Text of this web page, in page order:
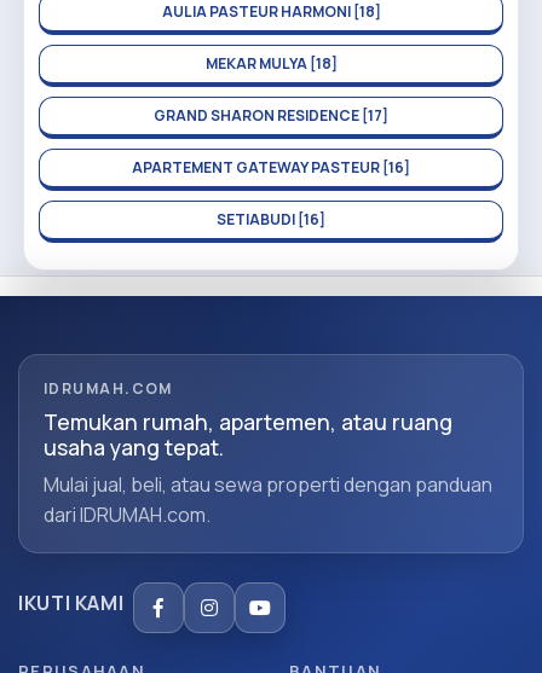
AULIA PASTEUR HARMONI [18]
MEKAR MULYA [18]
GRAND SHARON RESIDENCE [17]
APARTEMENT GATEWAY PASTEUR [16]
SETIABUDI [16]
IDRUMAH.COM
Temukan rumah, apartemen, atau ruang
usaha yang tepat.
Mulai jual, beli, atau sewa properti dengan panduan
dari IDRUMAH.com.
IKUTI KAMI